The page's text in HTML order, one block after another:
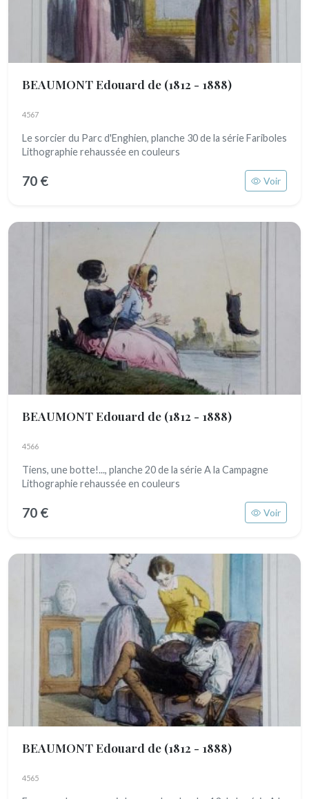
BEAUMONT Edouard de (1812 - 1888)
4567
Le sorcier du Parc d'Enghien, planche 30 de la série Fariboles
Lithographie rehaussée en couleurs
70 € Voir
BEAUMONT Edouard de (1812 - 1888)
4566
Tiens, une botte!..., planche 20 de la série A la Campagne
Lithographie rehaussée en couleurs
70 € Voir
BEAUMONT Edouard de (1812 - 1888)
4565